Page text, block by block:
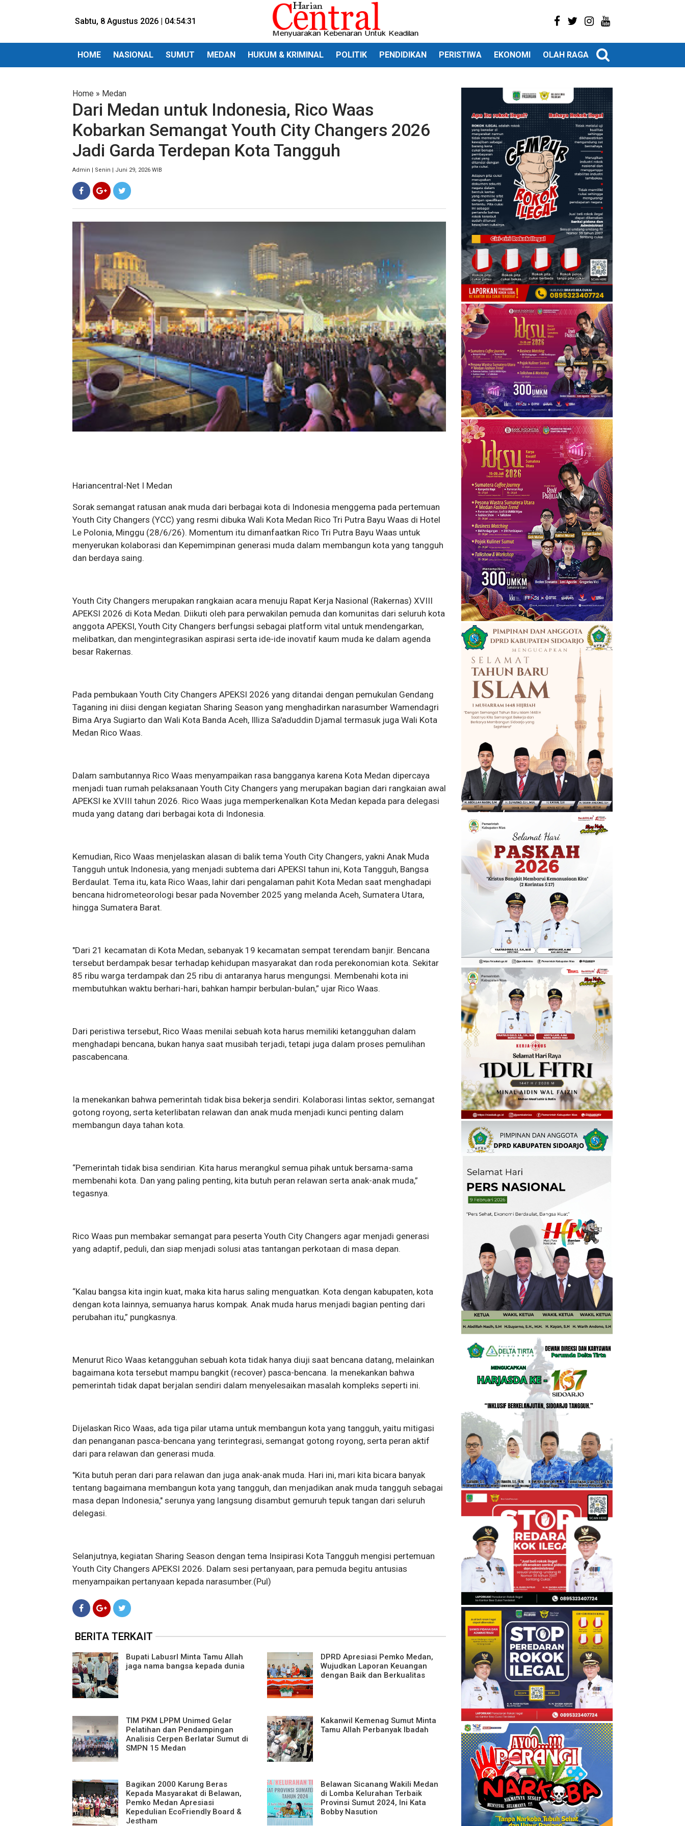
Sabtu, 8 Agustus 2026 | 04:54:33
HOME NASIONAL SUMUT MEDAN HUKUM & KRIMINAL POLITIK PENDIDIKAN PERISTIWA EKONOMI OLAH RAGA
Home » Medan
Dari Medan untuk Indonesia, Rico Waas
Kobarkan Semangat Youth City Changers 2026
Jadi Garda Terdepan Kota Tangguh
Admin | Senin | Juni 29, 2026 WIB
Hariancentral-Net I Medan
Sorak semangat ratusan anak muda dari berbagai kota di Indonesia menggema pada pertemuan
Youth City Changers (YCC) yang resmi dibuka Wali Kota Medan Rico Tri Putra Bayu Waas di Hotel
Le Polonia, Minggu (28/6/26). Momentum itu dimanfaatkan Rico Tri Putra Bayu Waas untuk
menyerukan kolaborasi dan Kepemimpinan generasi muda dalam membangun kota yang tangguh
dan berdaya saing.
Youth City Changers merupakan rangkaian acara menuju Rapat Kerja Nasional (Rakernas) XVIII
APEKSI 2026 di Kota Medan. Diikuti oleh para perwakilan pemuda dan komunitas dari seluruh kota
anggota APEKSI, Youth City Changers berfungsi sebagai platform vital untuk mendengarkan,
melibatkan, dan mengintegrasikan aspirasi serta ide-ide inovatif kaum muda ke dalam agenda
besar Rakernas.
Pada pembukaan Youth City Changers APEKSI 2026 yang ditandai dengan pemukulan Gendang
Taganing ini diisi dengan kegiatan Sharing Season yang menghadirkan narasumber Wamendagri
Bima Arya Sugiarto dan Wali Kota Banda Aceh, Illiza Sa'aduddin Djamal termasuk juga Wali Kota
Medan Rico Waas.
Dalam sambutannya Rico Waas menyampaikan rasa bangganya karena Kota Medan dipercaya
menjadi tuan rumah pelaksanaan Youth City Changers yang merupakan bagian dari rangkaian awal
APEKSI ke XVIII tahun 2026. Rico Waas juga memperkenalkan Kota Medan kepada para delegasi
muda yang datang dari berbagai kota di Indonesia.
Kemudian, Rico Waas menjelaskan alasan di balik tema Youth City Changers, yakni Anak Muda
Tangguh untuk Indonesia, yang menjadi subtema dari APEKSI tahun ini, Kota Tangguh, Bangsa
Berdaulat. Tema itu, kata Rico Waas, lahir dari pengalaman pahit Kota Medan saat menghadapi
bencana hidrometeorologi besar pada November 2025 yang melanda Aceh, Sumatera Utara,
hingga Sumatera Barat.
"Dari 21 kecamatan di Kota Medan, sebanyak 19 kecamatan sempat terendam banjir. Bencana
tersebut berdampak besar terhadap kehidupan masyarakat dan roda perekonomian kota. Sekitar
85 ribu warga terdampak dan 25 ribu di antaranya harus mengungsi. Membenahi kota ini
membutuhkan waktu berhari-hari, bahkan hampir berbulan-bulan,” ujar Rico Waas.
Dari peristiwa tersebut, Rico Waas menilai sebuah kota harus memiliki ketangguhan dalam
menghadapi bencana, bukan hanya saat musibah terjadi, tetapi juga dalam proses pemulihan
pascabencana.
Ia menekankan bahwa pemerintah tidak bisa bekerja sendiri. Kolaborasi lintas sektor, semangat
gotong royong, serta keterlibatan relawan dan anak muda menjadi kunci penting dalam
membangun daya tahan kota.
“Pemerintah tidak bisa sendirian. Kita harus merangkul semua pihak untuk bersama-sama
membenahi kota. Dan yang paling penting, kita butuh peran relawan serta anak-anak muda,”
tegasnya.
Rico Waas pun membakar semangat para peserta Youth City Changers agar menjadi generasi
yang adaptif, peduli, dan siap menjadi solusi atas tantangan perkotaan di masa depan.
“Kalau bangsa kita ingin kuat, maka kita harus saling menguatkan. Kota dengan kabupaten, kota
dengan kota lainnya, semuanya harus kompak. Anak muda harus menjadi bagian penting dari
perubahan itu,” pungkasnya.
Menurut Rico Waas ketangguhan sebuah kota tidak hanya diuji saat bencana datang, melainkan
bagaimana kota tersebut mampu bangkit (recover) pasca-bencana. Ia menekankan bahwa
pemerintah tidak dapat berjalan sendiri dalam menyelesaikan masalah kompleks seperti ini.
Dijelaskan Rico Waas, ada tiga pilar utama untuk membangun kota yang tangguh, yaitu mitigasi
dan penanganan pasca-bencana yang terintegrasi, semangat gotong royong, serta peran aktif
dari para relawan dan generasi muda.
"Kita butuh peran dari para relawan dan juga anak-anak muda. Hari ini, mari kita bicara banyak
tentang bagaimana membangun kota yang tangguh, dan menjadikan anak muda tangguh sebagai
masa depan Indonesia," serunya yang langsung disambut gemuruh tepuk tangan dari seluruh
delegasi.
Selanjutnya, kegiatan Sharing Season dengan tema Insipirasi Kota Tangguh mengisi pertemuan
Youth City Changers APEKSI 2026. Dalam sesi pertanyaan, para pemuda begitu antusias
menyampaikan pertanyaan kepada narasumber.(Pul)
BERITA TERKAIT
Bupati Labusrl Minta Tamu Allah
jaga nama bangsa kepada dunia
DPRD Apresiasi Pemko Medan,
Wujudkan Laporan Keuangan
dengan Baik dan Berkualitas
TIM PKM LPPM Unimed Gelar
Pelatihan dan Pendampingan
Analisis Cerpen Berlatar Sumut di
SMPN 15 Medan
Kakanwil Kemenag Sumut Minta
Tamu Allah Perbanyak Ibadah
Bagikan 2000 Karung Beras
Kepada Masyarakat di Belawan,
Pemko Medan Apresiasi
Kepedulian EcoFriendly Board &
Jestham
Belawan Sicanang Wakili Medan
di Lomba Kelurahan Terbaik
Provinsi Sumut 2024, Ini Kata
Bobby Nasution